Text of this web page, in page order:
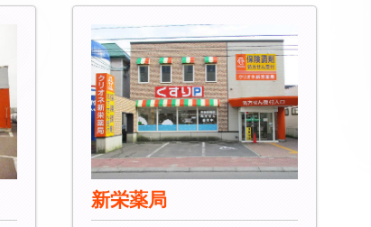
新栄薬局